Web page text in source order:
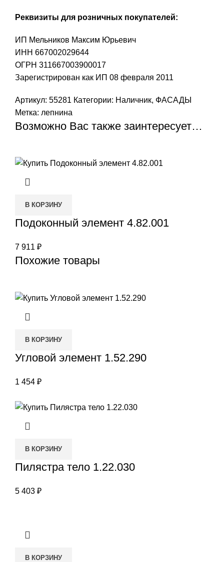
Реквизиты для розничных покупателей:
ИП Мельников Максим Юрьевич
ИНН 667002029644
ОГРН 311667003900017
Зарегистрирован как ИП 08 февраля 2011
Артикул: 55281 Категории: Наличник, ФАСАДЫ
Метка: лепнина
Возможно Вас также заинтересует…
В КОРЗИНУ
Подоконный элемент 4.82.001
7 911 ₽
Похожие товары
В КОРЗИНУ
Угловой элемент 1.52.290
1 454 ₽
В КОРЗИНУ
Пилястра тело 1.22.030
5 403 ₽
В КОРЗИНУ